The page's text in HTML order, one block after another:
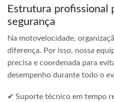
Estrutura profissional
segurança
Na motovelocidade,
diferença. Por isso, nossa
precisa e coordenada para
desempenho durante todo o
✔ Suporte técnico em tempo